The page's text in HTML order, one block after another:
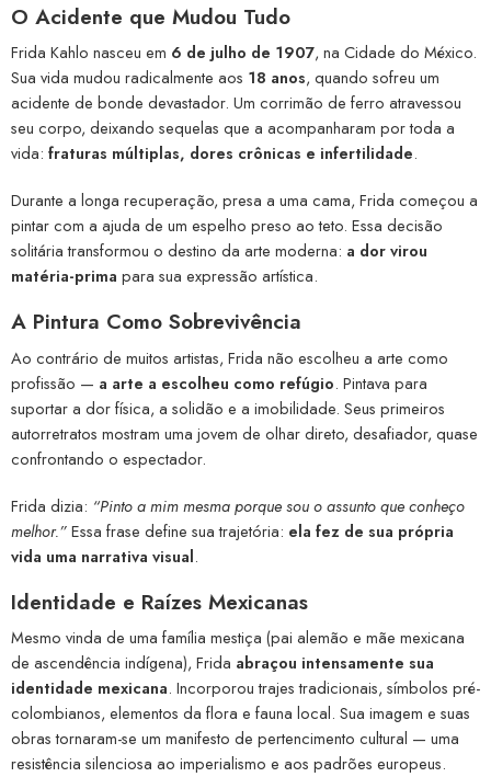
O Acidente que Mudou Tudo
Frida Kahlo nasceu em 6 de julho de 1907, na Cidade do México.
Sua vida mudou radicalmente aos 18 anos, quando sofreu um
acidente de bonde devastador. Um corrimão de ferro atravessou
seu corpo, deixando sequelas que a acompanharam por toda a
vida: fraturas múltiplas, dores crônicas e infertilidade.
Durante a longa recuperação, presa a uma cama, Frida começou a
pintar com a ajuda de um espelho preso ao teto. Essa decisão
solitária transformou o destino da arte moderna: a dor virou
matéria-prima para sua expressão artística.
A Pintura Como Sobrevivência
Ao contrário de muitos artistas, Frida não escolheu a arte como
profissão — a arte a escolheu como refúgio. Pintava para
suportar a dor física, a solidão e a imobilidade. Seus primeiros
autorretratos mostram uma jovem de olhar direto, desafiador, quase
confrontando o espectador.
Frida dizia: “Pinto a mim mesma porque sou o assunto que conheço
melhor.”Essa frase define sua trajetória: ela fez de sua própria
vida uma narrativa visual.
Identidade e Raízes Mexicanas
Mesmo vinda de uma família mestiça (pai alemão e mãe mexicana
de ascendência indígena), Frida abraçou intensamente sua
identidade mexicana. Incorporou trajes tradicionais, símbolos pré-
colombianos, elementos da flora e fauna local. Sua imagem e suas
obras tornaram-se um manifesto de pertencimento cultural — uma
resistência silenciosa ao imperialismo e aos padrões europeus.